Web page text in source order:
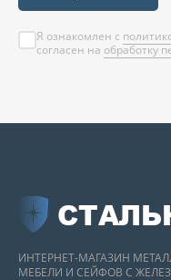
Я ознакомлен с
согласен на обработку
ИНТЕРНЕТ-МАГАЗИН
МЕБЕЛИ И СЕЙФОВ С